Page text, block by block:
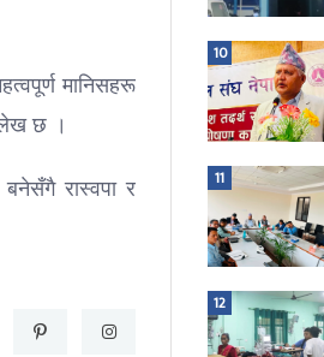
मानिसहरू
छ ।
बनेसँगै रास्वपा र
10
11
12